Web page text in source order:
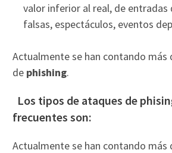
valor inferior al real, de entradas
falsas, espectáculos, eventos
Actualmente se han contando más
de phishing.
Los tipos de ataques de
frecuentes son:
Actualmente se han contando más